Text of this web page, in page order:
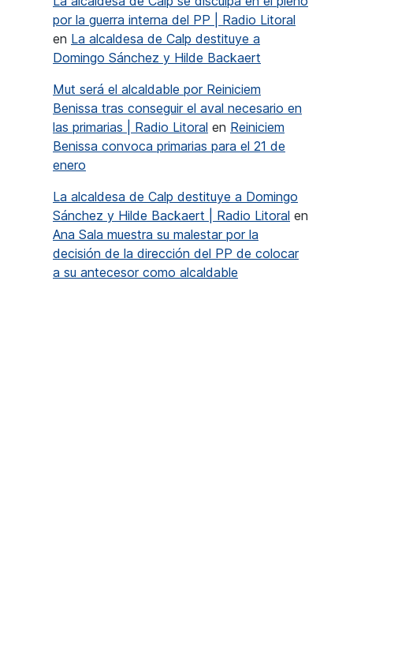
por la guerra interna del PP | Radio Litoral
en La alcaldesa de Calp destituye a
Domingo Sánchez y Hilde Backaert
Mut será el alcaldable por Reiniciem
Benissa tras conseguir el aval necesario en
las primarias | Radio Litoral en Reiniciem
Benissa convoca primarias para el 21 de
enero
La alcaldesa de Calp destituye a Domingo
Sánchez y Hilde Backaert | Radio Litoral en
Ana Sala muestra su malestar por la
decisión de la dirección del PP de colocar
a su antecesor como alcaldable